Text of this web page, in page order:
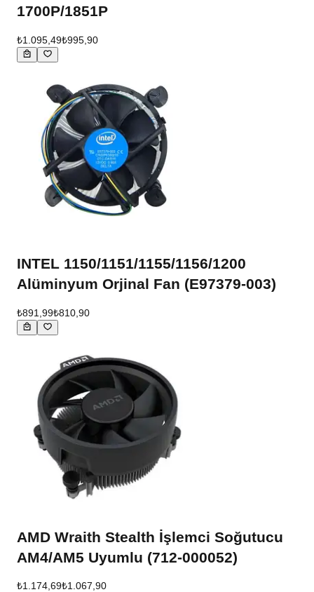
1700P/1851P
₺1.095,49₺995,90
INTEL 1150/1151/1155/1156/1200
Alüminyum Orjinal Fan (E97379-003)
₺891,99₺810,90
AMD Wraith Stealth İşlemci Soğutucu
AM4/AM5 Uyumlu (712-000052)
₺1.174,69₺1.067,90